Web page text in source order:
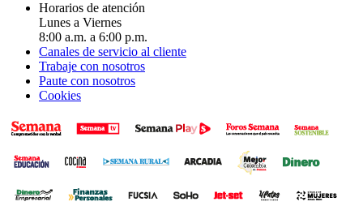
Horarios de atención
Lunes a Viernes
8:00 a.m. a 6:00 p.m.
Canales de servicio al cliente
Trabaje con nosotros
Paute con nosotros
Cookies